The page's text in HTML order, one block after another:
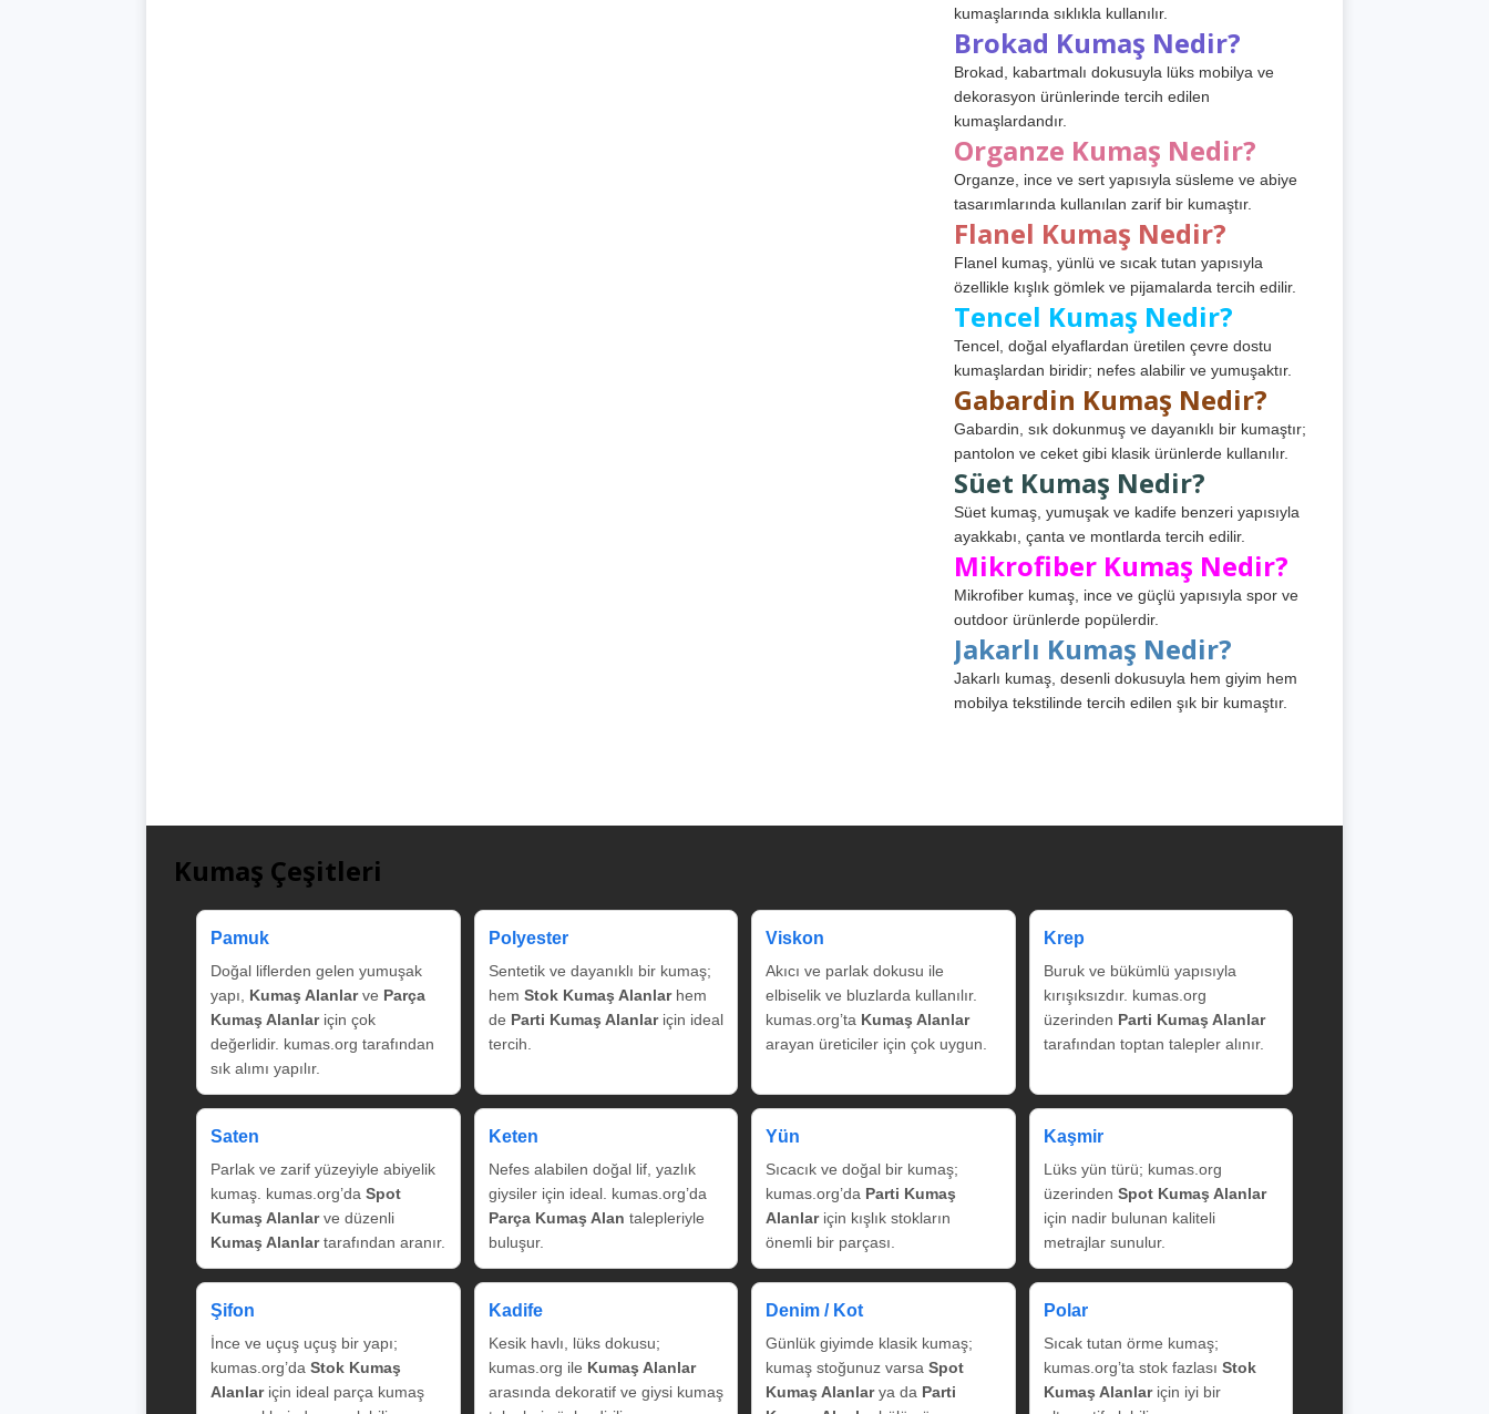
kumaşlarında sıklıkla kullanılır.
Brokad Kumaş Nedir?
Brokad, kabartmalı dokusuyla lüks mobilya ve
dekorasyon ürünlerinde tercih edilen
kumaşlardandır.
Organze Kumaş Nedir?
Organze, ince ve sert yapısıyla süsleme ve abiye
tasarımlarında kullanılan zarif bir kumaştır.
Flanel Kumaş Nedir?
Flanel kumaş, yünlü ve sıcak tutan yapısıyla
özellikle kışlık gömlek ve pijamalarda tercih edilir.
Tencel Kumaş Nedir?
Tencel, doğal elyaflardan üretilen çevre dostu
kumaşlardan biridir; nefes alabilir ve yumuşaktır.
Gabardin Kumaş Nedir?
Gabardin, sık dokunmuş ve dayanıklı bir kumaştır;
pantolon ve ceket gibi klasik ürünlerde kullanılır.
Süet Kumaş Nedir?
Süet kumaş, yumuşak ve kadife benzeri yapısıyla
ayakkabı, çanta ve montlarda tercih edilir.
Mikrofiber Kumaş Nedir?
Mikrofiber kumaş, ince ve güçlü yapısıyla spor ve
outdoor ürünlerde popülerdir.
Jakarlı Kumaş Nedir?
Jakarlı kumaş, desenli dokusuyla hem giyim hem
mobilya tekstilinde tercih edilen şık bir kumaştır.
Kumaş Çeşitleri
Pamuk
Doğal liflerden gelen yumuşak
yapı, Kumaş Alanlarve Parça
Kumaş Alanlariçin çok
değerlidir. kumas.org tarafından
sık alımı yapılır.
Polyester
Sentetik ve dayanıklı bir kumaş;
hem Stok Kumaş Alanlarhem
de Parti Kumaş Alanlariçin ideal
tercih.
Viskon
Akıcı ve parlak dokusu ile
elbiselik ve bluzlarda kullanılır.
kumas.org’ta Kumaş Alanlar
arayan üreticiler için çok uygun.
Krep
Buruk ve bükümlü yapısıyla
kırışıksızdır. kumas.org
üzerinden Parti Kumaş Alanlar
tarafından toptan talepler alınır.
Saten
Parlak ve zarif yüzeyiyle abiyelik
kumaş. kumas.org’da Spot
Kumaş Alanlarve düzenli
Kumaş Alanlartarafından aranır.
Keten
Nefes alabilen doğal lif, yazlık
giysiler için ideal. kumas.org’da
Parça Kumaş Alan talepleriyle
buluşur.
Yün
Sıcacık ve doğal bir kumaş;
kumas.org’da Parti Kumaş
Alanlariçin kışlık stokların
önemli bir parçası.
Kaşmir
Lüks yün türü; kumas.org
üzerinden Spot Kumaş Alanlar
için nadir bulunan kaliteli
metrajlar sunulur.
Şifon
İnce ve uçuş uçuş bir yapı;
kumas.org’da Stok Kumaş
Alanlariçin ideal parça kumaş
Kadife
Kesik havlı, lüks dokusu;
kumas.org ile Kumaş Alanlar
arasında dekoratif ve giysi kumaş
Denim / Kot
Günlük giyimde klasik kumaş;
kumaş stoğunuz varsa Spot
Kumaş Alanlarya da Parti
Polar
Sıcak tutan örme kumaş;
kumas.org’ta stok fazlası Stok
Kumaş Alanlariçin iyi bir